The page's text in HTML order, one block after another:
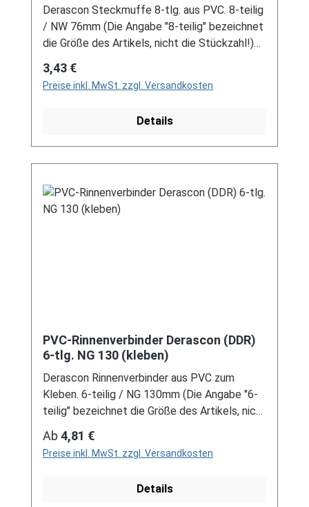
Derascon Steckmuffe 8-tlg. aus PVC. 8-teilig
/ NW 76mm (Die Angabe "8-teilig" bezeichnet
die Größe des Artikels, nicht die Stückzahl!)
Restbestände eines nicht mehr produzierten
DDR-Entwässerungssystems, welches mit
Fragen stehen wir gerne auch telefonische für
unser Kontaktformular oder per E-Mail
an verkauf@mehag-mhl.de.
Regulärer Preis:
3,43 €
Preise inkl. MwSt. zzgl. Versandkosten
Details
PVC-Rinnenverbinder Derascon (DDR)
6-tlg. NG 130 (kleben)
Derascon Rinnenverbinder aus PVC zum
Kleben. 6-teilig / NG 130mm (Die Angabe "6-
teilig" bezeichnet die Größe des Artikels, nicht
die Stückzahl!) Farben: grau / braun Für DDR-
Dachrinne Es handelt sich hierbei um
Restbestände eines nicht mehr produzierten
modernen Systemen nicht kompatibel ist. Bei
Regulärer Preis:
Ab 4,81 €
Preise inkl. MwSt. zzgl. Versandkosten
Details